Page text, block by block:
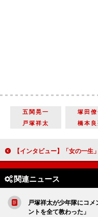
五関晃一 塚田僚
戸塚祥太
橋本良
【インタビュー】「女の一生」大竹しのぶ＆高橋克実＆段田安則＆風間杜夫「一言一言がじんわりとお客さんの心に染みわたっていく作品に」
関連ニュース
戸塚祥太が少年隊にコ
ントを全て教わった」